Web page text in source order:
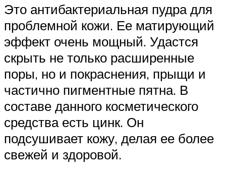
Это антибактериальная пудра для
проблемной кожи. Ее матирующий
эффект очень мощный. Удастся
скрыть не только расширенные
поры, но и покраснения, прыщи и
частично пигментные пятна. В
составе данного косметического
средства есть цинк. Он
подсушивает кожу, делая ее более
свежей и здоровой.